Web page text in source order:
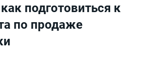
подготовиться к
по продаже